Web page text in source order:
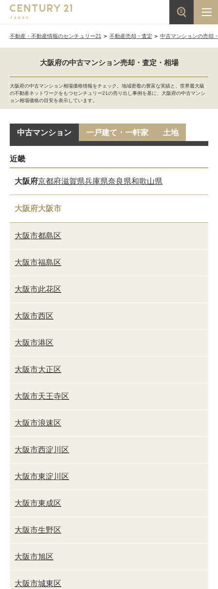
不動産・不動産情報のセンチュリー21 不動産売却・査定 中古マンションの売却
大阪府の中古マンション売却・査定・相場
大阪府の中古マンション相場価格情報をチェック。地域密着の豊富な実績と、世界最大級
の不動産ネットワークをもつセンチュリー21の売り出し事例を基に、大阪府の中古マンシ
ョン相場価格の目安を表示しています。
中古マンション 一戸建て・一軒家 土地
近畿
大阪府京都府滋賀県兵庫県奈良県和歌山県
大阪府大阪市
大阪市都島区
大阪市福島区
大阪市此花区
大阪市西区
大阪市港区
大阪市大正区
大阪市天王寺区
大阪市浪速区
大阪市西淀川区
大阪市東淀川区
大阪市東成区
大阪市生野区
大阪市旭区
大阪市城東区